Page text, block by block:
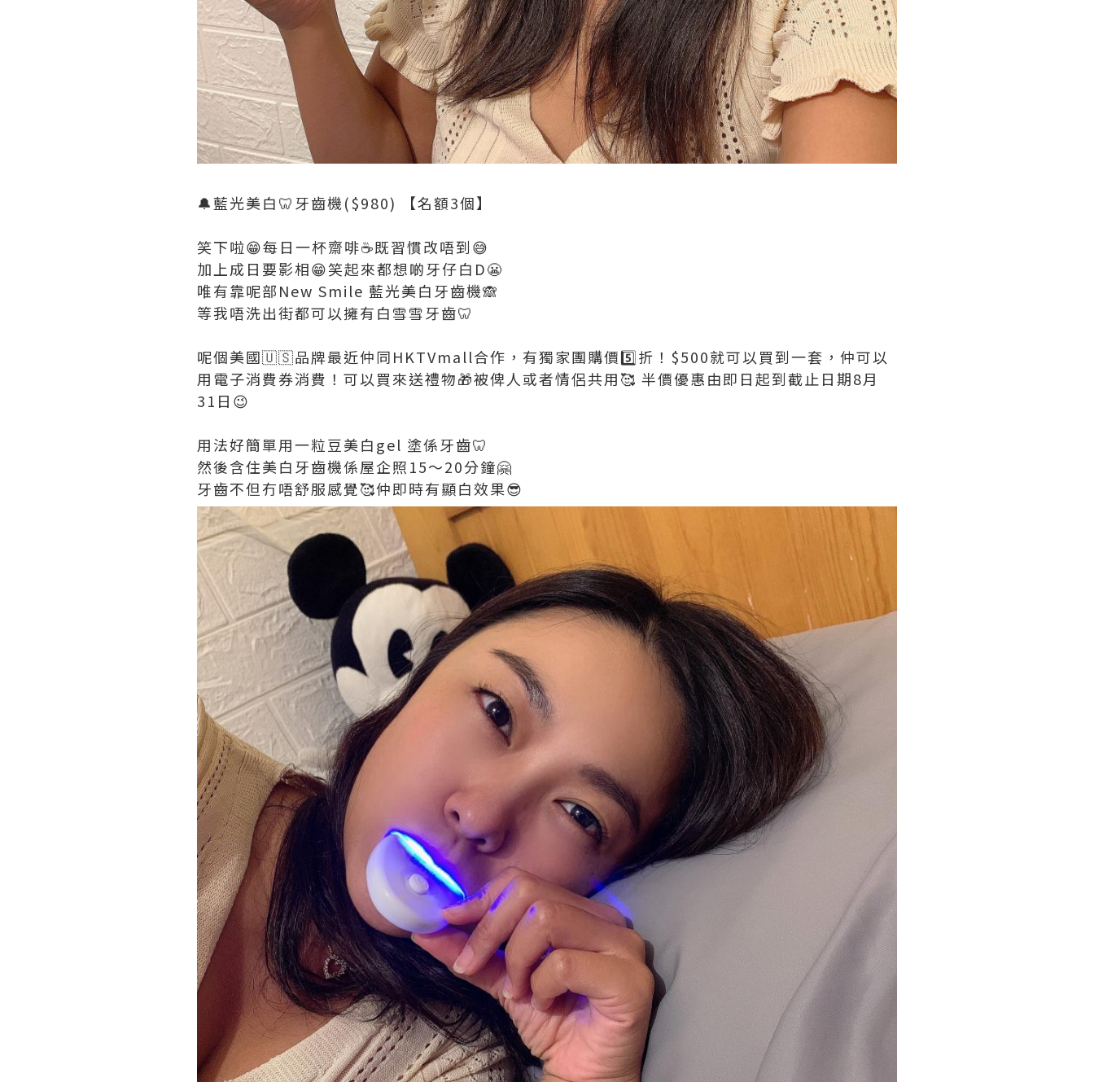
🔔藍光美白🦷牙齒機($980) 【名額3個】
笑下啦😁每日一杯齋啡☕️既習慣改唔到😅
加上成日要影相😁笑起來都想啲牙仔白D😬
唯有靠呢部New Smile 藍光美白牙齒機🙈
等我唔洗出街都可以擁有白雪雪牙齒🦷
呢個美國🇺🇸品牌最近仲同HKTVmall合作，有獨家團購價5️⃣折！$500就可以買到一套，仲可以
用電子消費券消費！可以買來送禮物🎁被俾人或者情侶共用🥰 半價優惠由即日起到截止日期8月
31日😉
用法好簡單用一粒豆美白gel 塗係牙齒🦷
然後含住美白牙齒機係屋企照15～20分鐘🤗
牙齒不但冇唔舒服感覺🥰仲即時有顯白效果😎